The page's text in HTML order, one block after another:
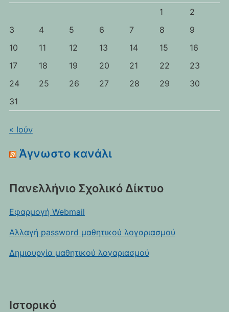
1
2
3
4 5 6 7 8
9
10
11 12 13 14 15
16
17
18 19 20 21 22
23
24
25 26 27 28 29
30
31
« Ιούν
Άγνωστο κανάλι
Πανελλήνιο Σχολικό Δίκτυο
Εφαρμογή Webmail
Αλλαγή password μαθητικού λογαριασμού
Δημιουργία μαθητικού λογαριασμού
Ιστορικό